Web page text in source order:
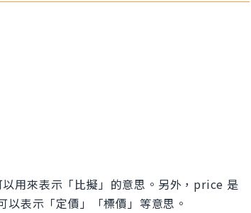
用來表示「比擬」的意思。另外，price 是
表示「定價」「標價」等意思。